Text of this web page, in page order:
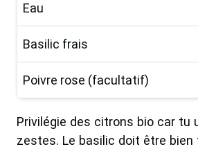
Eau
Basilic frais
Poivre rose (facultatif)
Privilégie des citrons bio car tu
zestes. Le basilic doit être bien